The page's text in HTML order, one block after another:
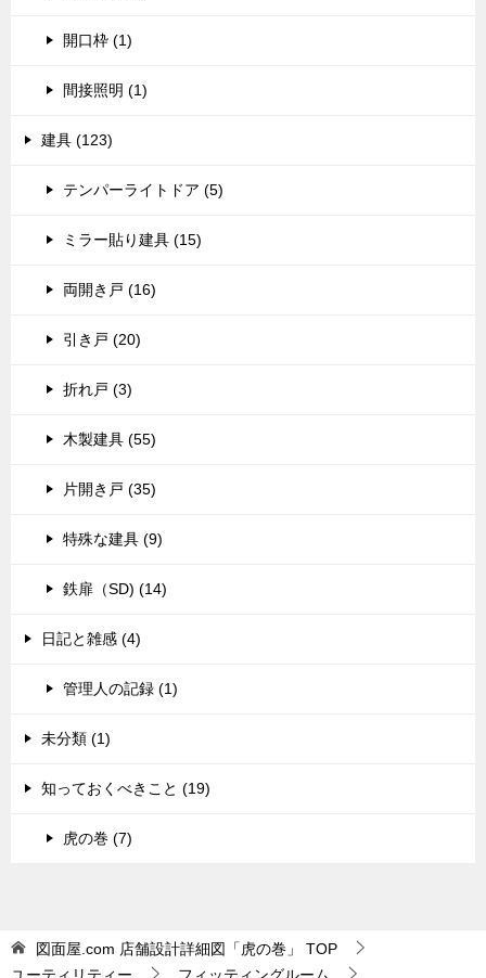
開口枠 (1)
間接照明 (1)
建具 (123)
テンパーライトドア (5)
ミラー貼り建具 (15)
両開き戸 (16)
引き戸 (20)
折れ戸 (3)
木製建具 (55)
片開き戸 (35)
特殊な建具 (9)
鉄扉（SD) (14)
日記と雑感 (4)
管理人の記録 (1)
未分類 (1)
知っておくべきこと (19)
虎の巻 (7)
図面屋.com 店舗設計詳細図「虎の巻」
TOP